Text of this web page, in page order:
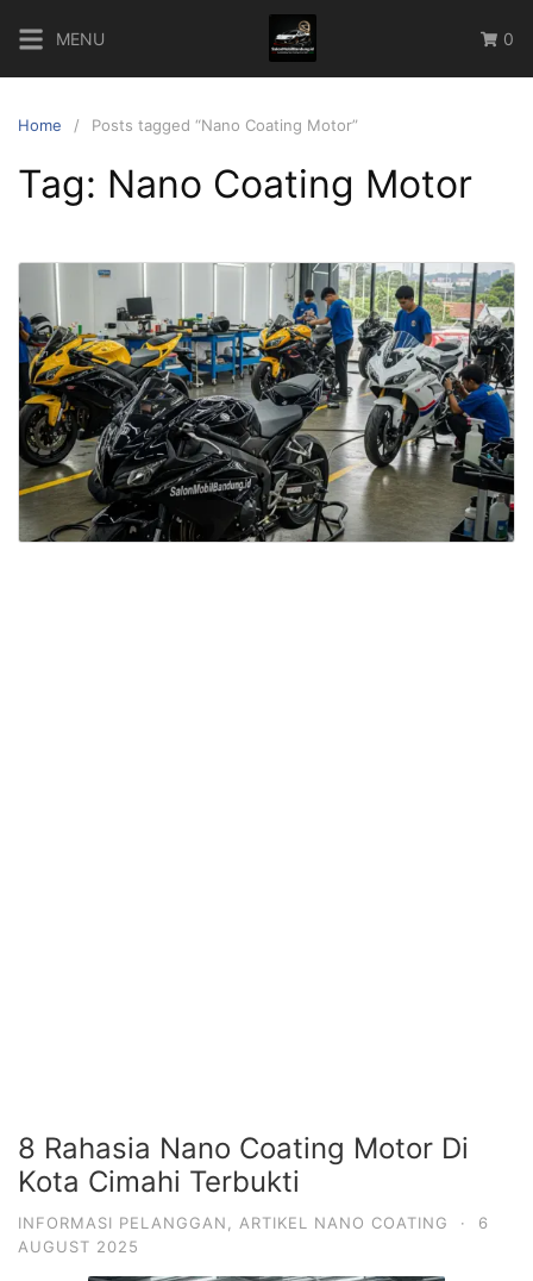
content
MENU 0
Home Posts tagged “Nano Coating Motor”
Tag: Nano Coating Motor
8 Rahasia Nano Coating Motor Di
Kota Cimahi Terbukti
INFORMASI PELANGGAN ARTIKEL NANO COATING ·
6
AUGUST 2025